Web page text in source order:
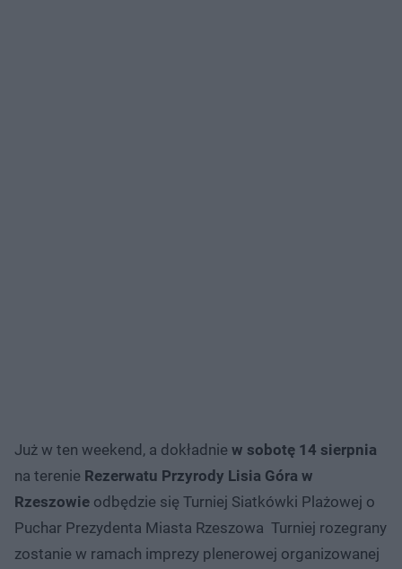
Już w ten weekend, a dokładnie w sobotę 14 sierpnia
na terenie Rezerwatu Przyrody Lisia Góra w
Rzeszowie odbędzie się Turniej Siatkówki Plażowej o
Puchar Prezydenta Miasta Rzeszowa Turniej rozegrany
zostanie w ramach imprezy plenerowej organizowanej